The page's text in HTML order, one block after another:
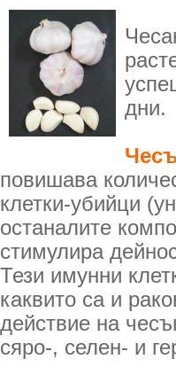
дни.
повишава
клетки-убийци
останалите
стимулира
Тези имунни
каквито са и
действие на
сяро-, селен- и